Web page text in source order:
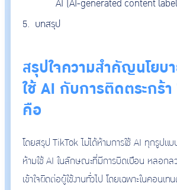
AI (AI-generated content
บทสรุป
สรุปใจความสำคัญนโยบ
ใช้ AI กับการติดตระกร้า
คือ
โดยสรุป TikTok ไม่ได้ห้ามการใช้ AI ทุกรูปแบ
ห้ามใช้ AI ในลักษณะที่มีการบิดเบือน หลอกล
เข้าใจผิดต่อผู้ใช้งานทั่วไป โดยเฉพาะในคอนเ